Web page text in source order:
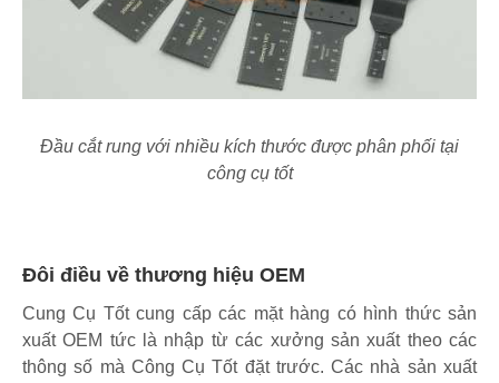
Đầu cắt rung với nhiều kích thước được phân phối tại
công cụ tốt
Đôi điều về thương hiệu OEM
Cung Cụ Tốt cung cấp các mặt hàng có hình thức sản
xuất OEM tức là nhập từ các xưởng sản xuất theo các
thông số mà Công Cụ Tốt đặt trước. Các nhà sản xuất